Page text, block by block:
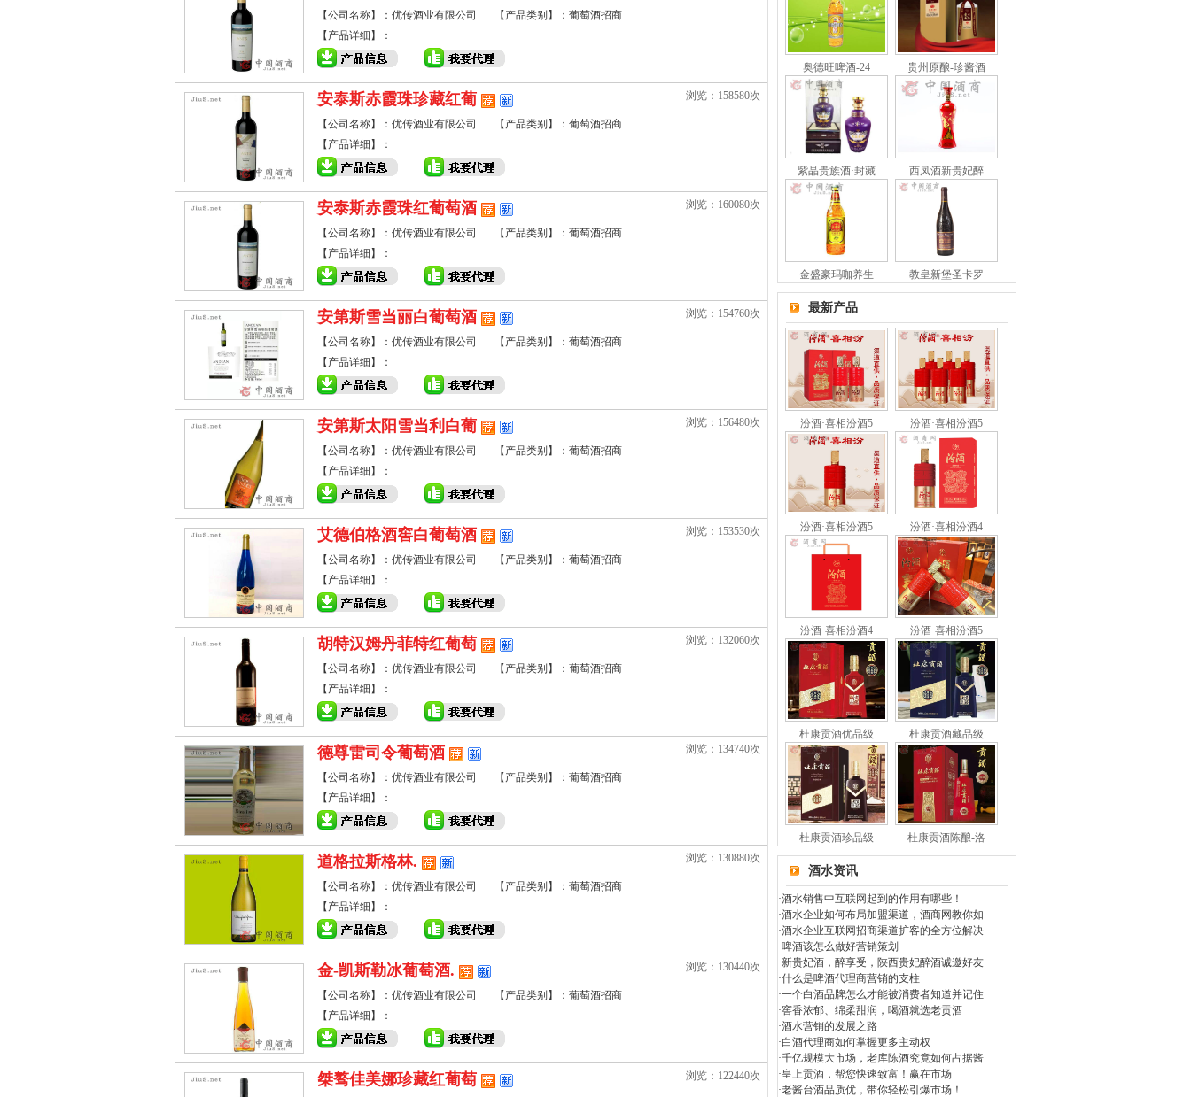
【公司名称】：优传酒业有限公司
【产品类别】：葡萄酒招商
【产品详细】：
浏览：158580次
安泰斯赤霞珠珍藏红葡
【公司名称】：优传酒业有限公司
【产品类别】：葡萄酒招商
【产品详细】：
浏览：160080次
安泰斯赤霞珠红葡萄酒
【公司名称】：优传酒业有限公司
【产品类别】：葡萄酒招商
【产品详细】：
浏览：154760次
安第斯雪当丽白葡萄酒
【公司名称】：优传酒业有限公司
【产品类别】：葡萄酒招商
【产品详细】：
浏览：156480次
安第斯太阳雪当利白葡
【公司名称】：优传酒业有限公司
【产品类别】：葡萄酒招商
【产品详细】：
浏览：153530次
艾德伯格酒窖白葡萄酒
【公司名称】：优传酒业有限公司
【产品类别】：葡萄酒招商
【产品详细】：
浏览：132060次
胡特汉姆丹菲特红葡萄
【公司名称】：优传酒业有限公司
【产品类别】：葡萄酒招商
【产品详细】：
浏览：134740次
德尊雷司令葡萄酒
【公司名称】：优传酒业有限公司
【产品类别】：葡萄酒招商
【产品详细】：
浏览：130880次
道格拉斯格林.
【公司名称】：优传酒业有限公司
【产品类别】：葡萄酒招商
【产品详细】：
浏览：130440次
金-凯斯勒冰葡萄酒.
【公司名称】：优传酒业有限公司
【产品类别】：葡萄酒招商
【产品详细】：
浏览：122440次
桀骜佳美娜珍藏红葡萄
奥德旺啤酒-24 贵州原酿-珍酱酒
紫晶贵族酒·封藏 西凤酒新贵妃醉
金盛豪玛咖养生 教皇新堡圣卡罗
最新产品
汾酒·喜相汾酒5 汾酒·喜相汾酒5
汾酒·喜相汾酒5 汾酒·喜相汾酒4
汾酒·喜相汾酒4 汾酒·喜相汾酒5
杜康贡酒优品级 杜康贡酒藏品级
杜康贡酒珍品级 杜康贡酒陈酿-洛
酒水资讯
·酒水销售中互联网起到的作用有哪些！
·酒水企业如何布局加盟渠道，酒商网教你如
·酒水企业互联网招商渠道扩客的全方位解决
·啤酒该怎么做好营销策划
·新贵妃酒，醉享受，陕西贵妃醉酒诚邀好友
·什么是啤酒代理商营销的支柱
·一个白酒品牌怎么才能被消费者知道并记住
·窖香浓郁、绵柔甜润，喝酒就选老贡酒
·酒水营销的发展之路
·白酒代理商如何掌握更多主动权
·千亿规模大市场，老库陈酒究竟如何占据酱
·皇上贡酒，帮您快速致富！赢在市场
·老酱台酒品质优，带你轻松引爆市场！